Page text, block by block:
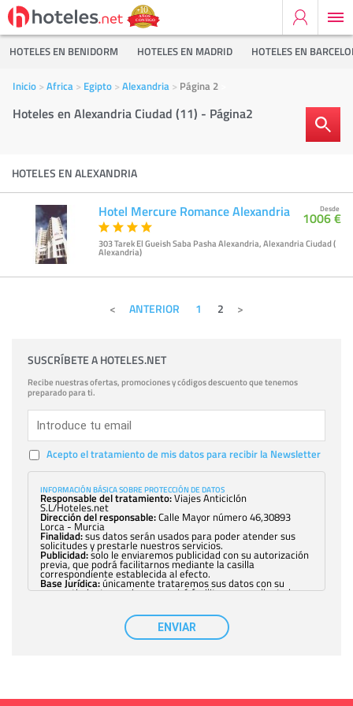
HOTELES EN BENIDORM HOTELES EN MADRID HOTELES EN
Inicio Africa Egipto Alexandria Página 2
Hoteles en Alexandria Ciudad (11) - Página2
HOTELES EN ALEXANDRIA
Hotel Mercure Romance Alexandria
303 Tarek El Gueish Saba Pasha Alexandria, Alexandria Ciudad (
Alexandria)
Desde
1006 €
ANTERIOR 1 2
SUSCRÍBETE A HOTELES.NET
Recibe nuestras ofertas, promociones y códigos descuento que tenemos
preparado para ti.
Acepto el tratamiento de mis datos para recibir la Newsletter
INFORMACIÓN BÁSICA SOBRE PROTECCIÓN DE DATOS
Responsable del tratamiento:Viajes Anticiclón
S.L/Hoteles.net
Dirección del responsable:Calle Mayor número 46,30893
Lorca - Murcia
Finalidad:sus datos serán usados para poder atender sus
solicitudes y prestarle nuestros servicios.
Publicidad:solo le enviaremos publicidad con su autorización
previa, que podrá facilitarnos mediante la casilla
correspondiente establecida al efecto.
Base Jurídica:únicamente trataremos sus datos con su
consentimiento previo, que podrá facilitarnos mediante la
con carácter general, sólo el personal de
nuestra entidad que esté debidamente autorizado podrá
tener conocimiento de la información que le pedimos. No se
comunicarán datos a terceros.
política de privacidad
ENVIAR